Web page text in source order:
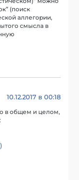
(поиск
аллегории,
смысла в
10.12.2017 в 00:18
в общем и целом,